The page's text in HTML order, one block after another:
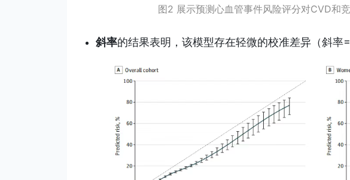
图2 展示预测心血管事件风险评分对CVD和
斜率的结果表明，该模型存在轻微的校准差异（斜率